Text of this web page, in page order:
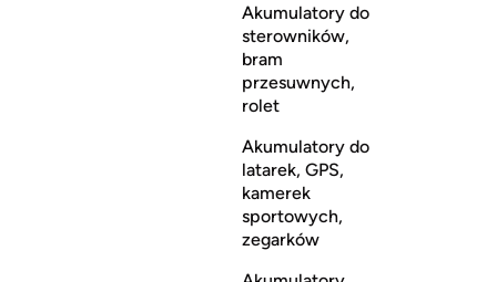
Akumulatory do
sterowników,
bram
przesuwnych,
rolet
Akumulatory do
latarek, GPS,
kamerek
sportowych,
zegarków